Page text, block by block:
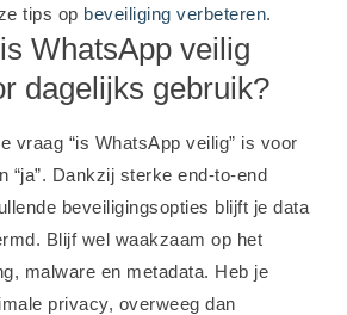
tips op beveiliging verbeteren.
WhatsApp veilig
dagelijks gebruik?
vraag “is WhatsApp veilig” is voor
“ja”. Dankzij sterke end-to-end
beveiligingsopties blijft je data
Blijf wel waakzaam op het
malware en metadata. Heb je
privacy, overweeg dan